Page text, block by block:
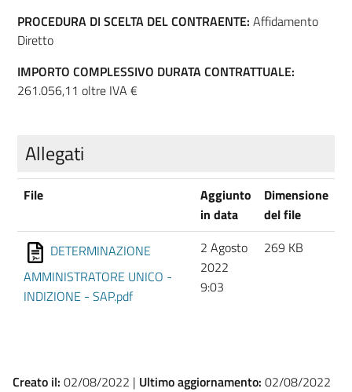
PROCEDURA DI SCELTA DEL CONTRAENTE: Affidamento
Diretto
IMPORTO COMPLESSIVO DURATA CONTRATTUALE:
261.056,11 oltre IVA €
Allegati
File
Aggiunto
in data
Dimensione
del file
DETERMINAZIONE
AMMINISTRATORE UNICO -
INDIZIONE - SAP.pdf
2 Agosto
2022
9:03
269 KB
Creato il: 02/08/2022 | Ultimo aggiornamento: 02/08/2022